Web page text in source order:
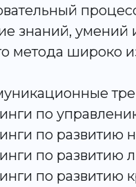
знаний,
метода широко
по
по развитию
по развитию
по развитию